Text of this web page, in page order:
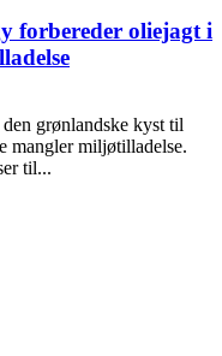
forbereder oliejagt i
grønlandske kyst til
mangler miljøtilladelse.
til...